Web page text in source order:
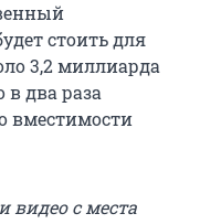
стоить для
3,2 миллиарда
в два раза
вместимости
видео с места